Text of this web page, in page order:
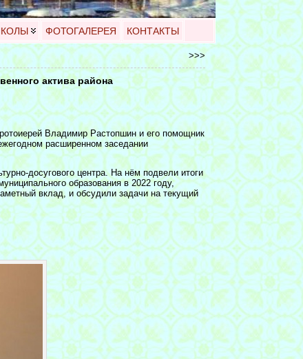
ФОТОГАЛЕРЕЯ КОНТАКТЫ
>>>
актива района
Владимир Растопшин и его помощник
расширенном заседании
досугового центра. На нём подвели итоги
образования в 2022 году,
вклад, и обсудили задачи на текущий